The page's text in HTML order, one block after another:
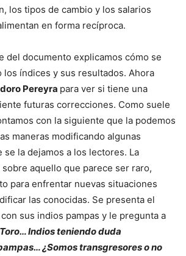
los tipos de cambio y los salarios
en forma recíproca.
del documento explicamos cómo se
los índices y sus resultados. Ahora
Pereyra para ver si tiene una
futuras correcciones. Como suele
con la siguiente que la podemos
maneras modificando algunas
se la dejamos a los lectores. La
aquello que parece ser raro,
para enfrentar nuevas situaciones
las conocidas. Se presenta el
sus indios pampas y le pregunta a
Indios teniendo duda
¿Somos transgresores o no